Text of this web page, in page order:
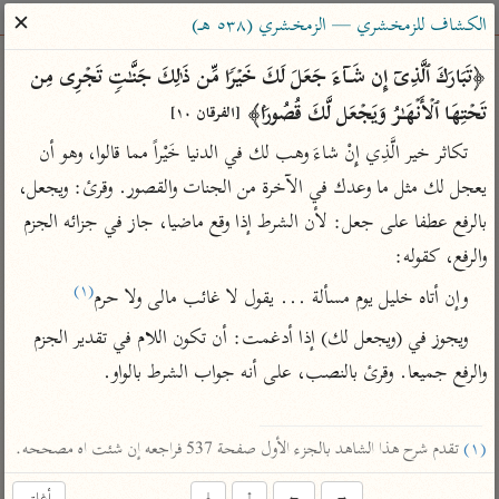
ساهم معنا في نشر القرآن والعلم الشرعي
الباحث القرآني
بحث تفسير علوم مصاحف معاجم
Type 2 or more characters for results.
Type 1 or more
characters for results.
أمّهات
تفسير الطبري
تفسير ابن كثير
تفسير القرطبي
تفسير البغوي
عامّة
فتح البيان للقنوجي
فتح القدير للشوكاني
تفسير ابن جزي
موسوعات
معاصرة
الميسر
المختصر في
التفسير
أيسر التفاسير
الكشاف للزمخشري — الزمخشري (٥٣٨ هـ)
✕
تَحۡتِهَا ٱلۡأَنۡهَـٰرُ وَیَجۡعَل لَّكَ قُصُورَۢا﴾ [الفرقان ١٠]
والرفع، كقوله:
وإن أتاه خليل يوم مسألة ... يقول لا غائب مالى ولا حرم(١)
والرفع جميعا. وقرئ بالنصب، على أنه جواب الشرط بالواو.
(١) تقدم شرح هذا الشاهد بالجزء الأول صفحة 537 فراجعه إن شئت اه مصححه.